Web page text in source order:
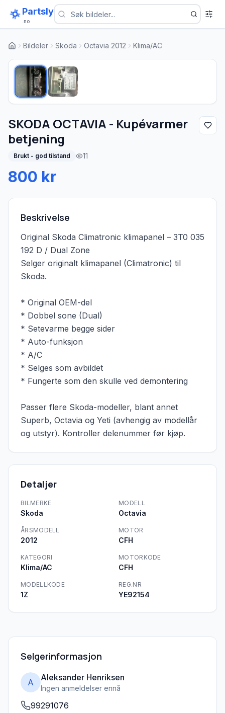
Partsly
.no
Bildeler Skoda Octavia 2012 Klima/AC
SKODA OCTAVIA - Kupévarmer
betjening
Brukt - god tilstand 11
800 kr
Beskrivelse
Original Skoda Climatronic klimapanel – 3T0 035
192 D / Dual Zone
Selger originalt klimapanel (Climatronic) til
Skoda.
* Original OEM-del
* Dobbel sone (Dual)
* Setevarme begge sider
* Auto-funksjon
* A/C
* Selges som avbildet
* Fungerte som den skulle ved demontering
Passer flere Skoda-modeller, blant annet
Superb, Octavia og Yeti (avhengig av modellår
og utstyr). Kontroller delenummer før kjøp.
Detaljer
BILMERKE
Skoda
MODELL
Octavia
ÅRSMODELL
2012
MOTOR
CFH
KATEGORI
Klima/AC
MOTORKODE
CFH
MODELLKODE
1Z
REG.NR
YE92154
Selgerinformasjon
A Aleksander Henriksen
Ingen anmeldelser ennå
99291076